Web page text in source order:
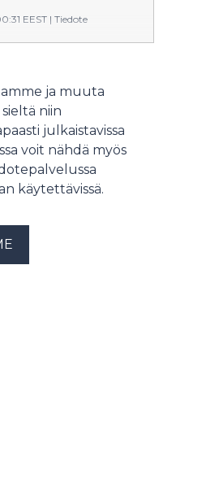
EEST | Tiedote
31.7.–2.8.
pelaajille yli
euroa.
historiassa on
voittopotteja.
ja muuta
niin
julkaistavissa
voit nähdä myös
käytettävissä.